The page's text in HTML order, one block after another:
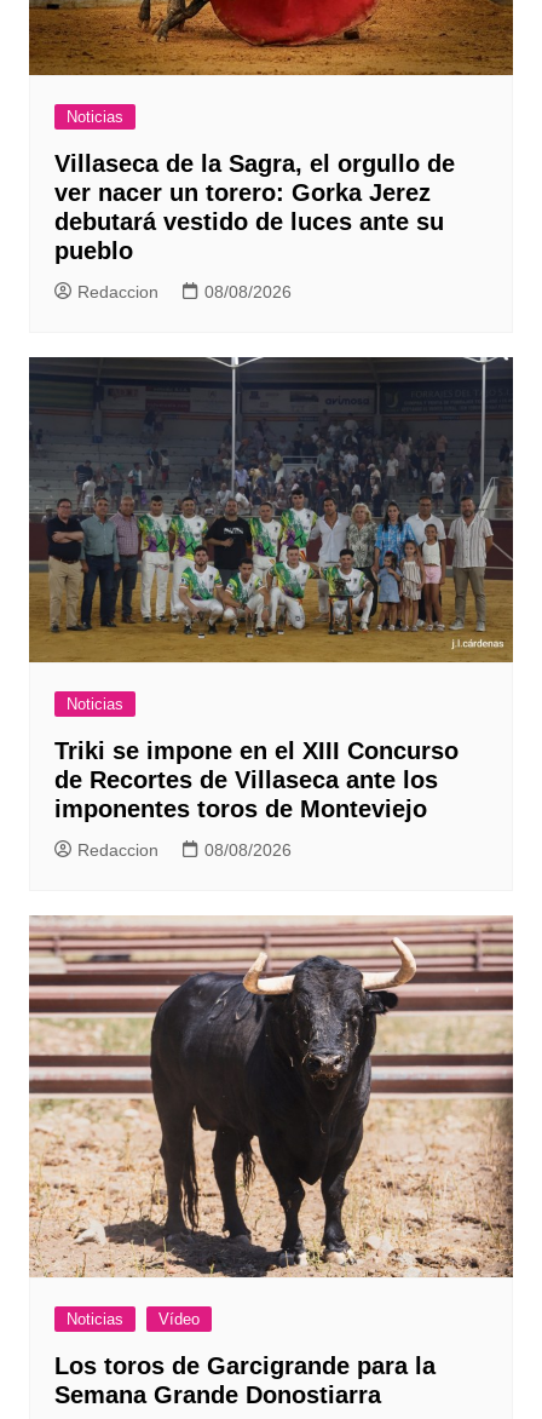
Noticias
Villaseca de la Sagra, el orgullo de
ver nacer un torero: Gorka Jerez
debutará vestido de luces ante su
pueblo
Redaccion 08/08/2026
Noticias
Triki se impone en el XIII Concurso
de Recortes de Villaseca ante los
imponentes toros de Monteviejo
Redaccion 08/08/2026
Noticias Vídeo
Los toros de Garcigrande para la
Semana Grande Donostiarra